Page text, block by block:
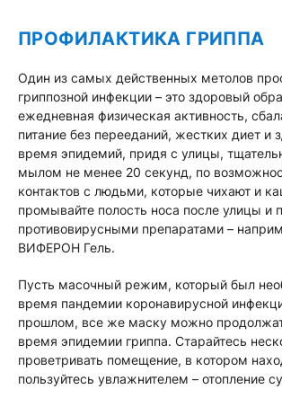
ПРОФИЛАКТИКА ГРИППА
Один из самых действенных метолов
гриппозной инфекции – это здоровый
ежедневная физическая активность,
питание без перееданий, жестких диет и
время эпидемий, придя с улицы,
мылом не менее 20 секунд, по
контактов с людьми, которые чихают и
промывайте полость носа после улицы и
противовирусными препаратами –
ВИФЕРОН Гель.
Пусть масочный режим, который был
время пандемии коронавирусной
прошлом, все же маску можно
время эпидемии гриппа. Старайтесь
проветривать помещение, в котором
пользуйтесь увлажнителем – отопление